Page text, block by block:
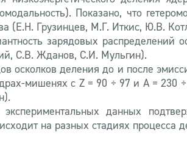
Показано, что
(Е.Н. Грузинцев, М.Г. Иткис, Ю.В.
зарядовых
С.В. Жданов, С.И. Мульгин).
осколков деления до и после
мишенях с Z = 90 ÷ 97 и A = 230
данных
на разных стадиях